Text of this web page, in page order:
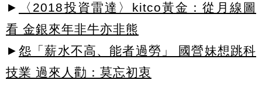
►
〈2018投資雷達〉kitco黃金：從月線圖
看 金銀來年非牛亦非熊
► 怨「薪水不高、能者過勞」 國營妹想跳科
技業 過來人勸：莫忘初衷